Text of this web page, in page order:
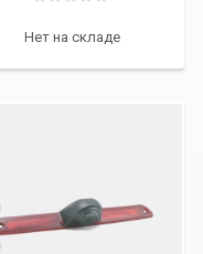
Нет на складе